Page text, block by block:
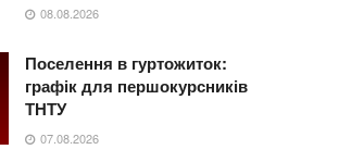
08.08.2026
Поселення в гуртожиток:
графік для першокурсників
ТНТУ
07.08.2026